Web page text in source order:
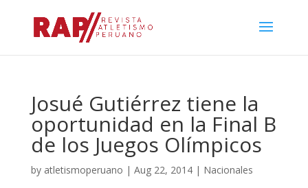
Josué Gutiérrez tiene la
oportunidad en la Final B
de los Juegos Olímpicos
by atletismoperuano | Aug 22, 2014| Nacionales